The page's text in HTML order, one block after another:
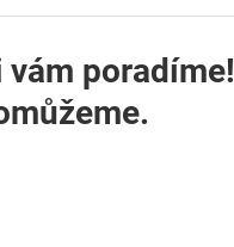
poradíme!